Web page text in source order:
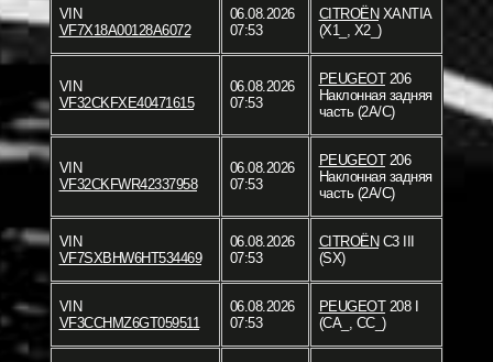
VIN
VF7X18A00128A6072
06.08.2026
07:53
CITROËN XANTIA
(X1_, X2_)
VIN
VF32CKFXE40471615
06.08.2026
07:53
PEUGEOT206
Наклонная задняя
часть (2A/C)
VIN
VF32CKFWR42337958
06.08.2026
07:53
PEUGEOT206
Наклонная задняя
часть (2A/C)
VIN
VF7SXBHW6HT534469
06.08.2026
07:53
CITROËN C3 III
(SX)
VIN
VF3CCHMZ6GT059511
06.08.2026
07:53
PEUGEOT208 I
(CA_, CC_)